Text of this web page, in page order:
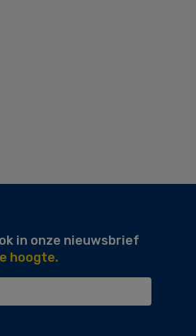
in onze nieuwsbrief
hoogte.